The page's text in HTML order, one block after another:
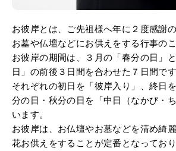
お彼岸とは、ご先祖様へ年に２度感謝
お墓や仏壇などにお供えをする行事の
お彼岸の期間は、３月の「春分の日」
日」の前後３日間を合わせた７日間です
それぞれの初日を「彼岸入り」、終日
分の日・秋分の日を「中日（なかび・
います。
お彼岸は、お仏壇やお墓などを清め綺
花お供えをすることが定番となっており